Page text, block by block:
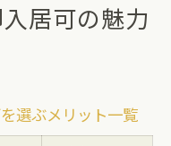
活利便性にも注目
居可の魅力
選ぶメリット一覧